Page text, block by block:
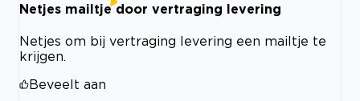
Netjes mailtje door vertraging levering
Netjes om bij vertraging levering een mailtje te
krijgen.
Beveelt aan